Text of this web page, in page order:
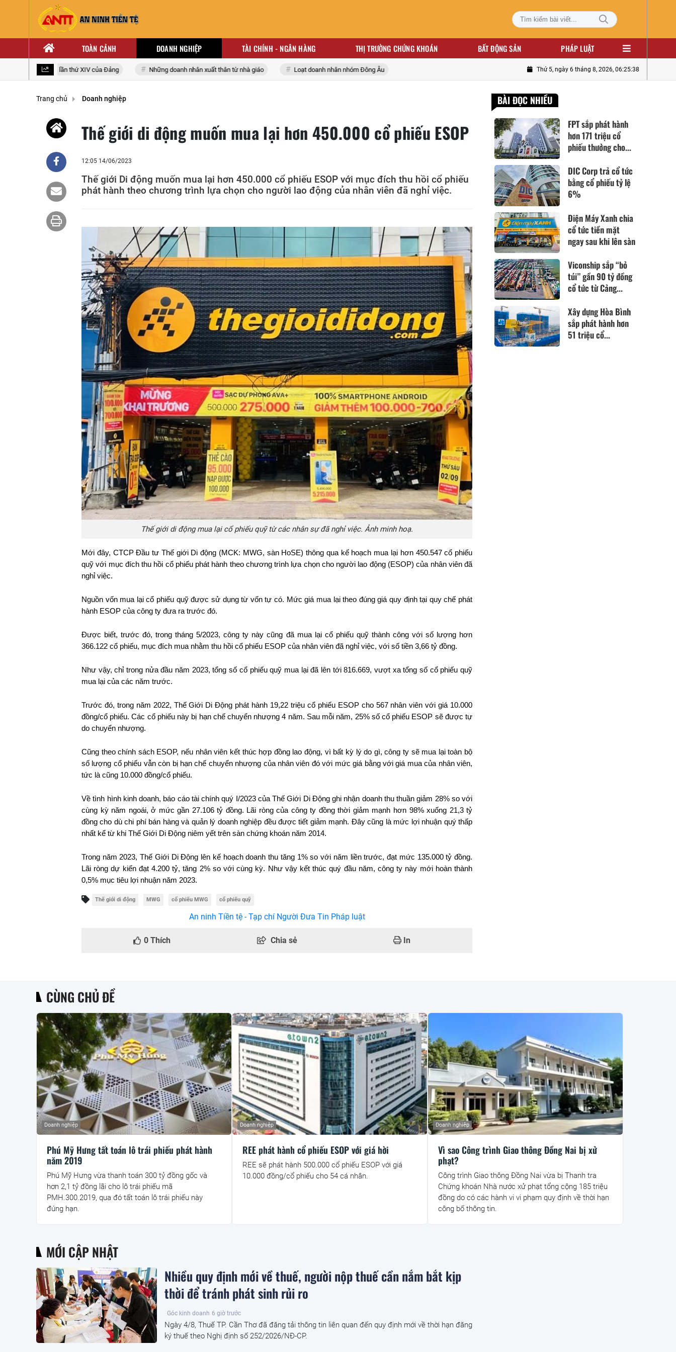
TOÀN CẢNH DOANH NGHIỆP TÀI CHÍNH - NGÂN HÀNG THỊ TRƯỜNG CHỨNG KHOÁN BẤT ĐỘNG SẢN PHÁP LUẬT
toàn quốc lần thứ XIV của Đảng Những doanh nhân xuất thân từ nhà giáo Loạt doanh nhân nhóm Đông Âu Thứ 5, ngày 6 tháng 8, 2026, 06:25:39
Trang chủ Doanh nghiệp
Thế giới di động muốn mua lại hơn 450.000 cổ phiếu ESOP
12:05 14/06/2023
Thế giới Di động muốn mua lại hơn 450.000 cổ phiếu ESOP với mục đích thu hồi cổ phiếu
phát hành theo chương trình lựa chọn cho người lao động của nhân viên đã nghỉ việc.
Thế giới di động mua lại cổ phiếu quỹ từ các nhân sự đã nghỉ việc. Ảnh minh hoạ.
Mới đây, CTCP Đầu tư Thế giới Di động (MCK: MWG, sàn HoSE) thông qua kế hoạch mua lại hơn 450.547 cổ phiếu
quỹ với mục đích thu hồi cổ phiếu phát hành theo chương trình lựa chọn cho người lao động (ESOP) của nhân viên đã
nghỉ việc.
Nguồn vốn mua lại cổ phiếu quỹ được sử dụng từ vốn tự có. Mức giá mua lại theo đúng giá quy định tại quy chế phát
hành ESOP của công ty đưa ra trước đó.
Được biết, trước đó, trong tháng 5/2023, công ty này cũng đã mua lại cổ phiếu quỹ thành công với số lượng hơn
366.122 cổ phiếu, mục đích mua nhằm thu hồi cổ phiếu ESOP của nhân viên đã nghỉ việc, với số tiền 3,66 tỷ đồng.
Như vậy, chỉ trong nửa đầu năm 2023, tổng số cổ phiếu quỹ mua lại đã lên tới 816.669, vượt xa tổng số cổ phiếu quỹ
mua lại của các năm trước.﻿
Trước đó, trong năm 2022, Thế Giới Di Động phát hành 19,22 triệu cổ phiếu ESOP cho 567 nhân viên với giá 10.000
đồng/cổ phiếu. Các cổ phiếu này bị hạn chế chuyển nhượng 4 năm. Sau mỗi năm, 25% số cổ phiếu ESOP sẽ được tự
do chuyển nhượng.
Cũng theo chính sách ESOP, nếu nhân viên kết thúc hợp đồng lao động, vì bất kỳ lý do gì, công ty sẽ mua lại toàn bộ
số lượng cổ phiếu vẫn còn bị hạn chế chuyển nhượng của nhân viên đó với mức giá bằng với giá mua của nhân viên,
tức là cũng 10.000 đồng/cổ phiếu.﻿
Về tình hình kinh doanh, báo cáo tài chính quý I/2023 của Thế Giới Di Động ghi nhận doanh thu thuần giảm 28% so với
cùng kỳ năm ngoái, ở mức gần 27.106 tỷ đồng. Lãi ròng của công ty đồng thời giảm mạnh hơn 98% xuống 21,3 tỷ
đồng cho dù chi phí bán hàng và quản lý doanh nghiệp đều được tiết giảm mạnh. Đây cũng là mức lợi nhuận quý thấp
nhất kể từ khi Thế Giới Di Động niêm yết trên sàn chứng khoán năm 2014.
Trong năm 2023, Thế Giới Di Động lên kế hoạch doanh thu tăng 1% so với năm liền trước, đạt mức 135.000 tỷ đồng.
Lãi ròng dự kiến đạt 4.200 tỷ, tăng 2% so với cùng kỳ. Như vậy kết thúc quý đầu năm, công ty này mới hoàn thành
0,5% mục tiêu lợi nhuận năm 2023.
Thế giới di động MWG cổ phiếu MWG cổ phiếu quỹ
An ninh Tiền tệ - Tạp chí Người Đưa Tin Pháp luật
0 Thích Chia sẻ In
BÀI ĐỌC NHIỀU
FPT sắp phát hành
hơn 171 triệu cổ
phiếu thưởng cho...
DIC Corp trả cổ tức
bằng cổ phiếu tỷ lệ
6%
Điện Máy Xanh chia
cổ tức tiền mặt
ngay sau khi lên sàn
Viconship sắp “bỏ
túi” gần 90 tỷ đồng
cổ tức từ Cảng...
Xây dựng Hòa Bình
sắp phát hành hơn
51 triệu cổ...
CÙNG CHỦ ĐỀ
Phú Mỹ Hưng tất toán lô trái phiếu phát hành
năm 2019
Doanh nghiệp
Phú Mỹ Hưng vừa thanh toán 300 tỷ đồng gốc và
hơn 2,1 tỷ đồng lãi cho lô trái phiếu mã
PMH.300.2019, qua đó tất toán lô trái phiếu này
đúng hạn.
REE phát hành cổ phiếu ESOP với giá hời
Doanh nghiệp
REE sẽ phát hành 500.000 cổ phiếu ESOP với giá
10.000 đồng/cổ phiếu cho 54 cá nhân.
Vì sao Công trình Giao thông Đồng Nai bị xử
phạt?
Doanh nghiệp
Công trình Giao thông Đồng Nai vừa bị Thanh tra
Chứng khoán Nhà nước xử phạt tổng cộng 185 triệu
đồng do có các hành vi vi phạm quy định về thời hạn
công bố thông tin.
MỚI CẬP NHẬT
Nhiều quy định mới về thuế, người nộp thuế cần nắm bắt kịp
thời để tránh phát sinh rủi ro
Góc kinh doanh 6 giờ trước
Ngày 4/8, Thuế TP. Cần Thơ đã đăng tải thông tin liên quan đến quy định mới về thời hạn đăng
ký thuế theo Nghị định số 252/2026/NĐ-CP.